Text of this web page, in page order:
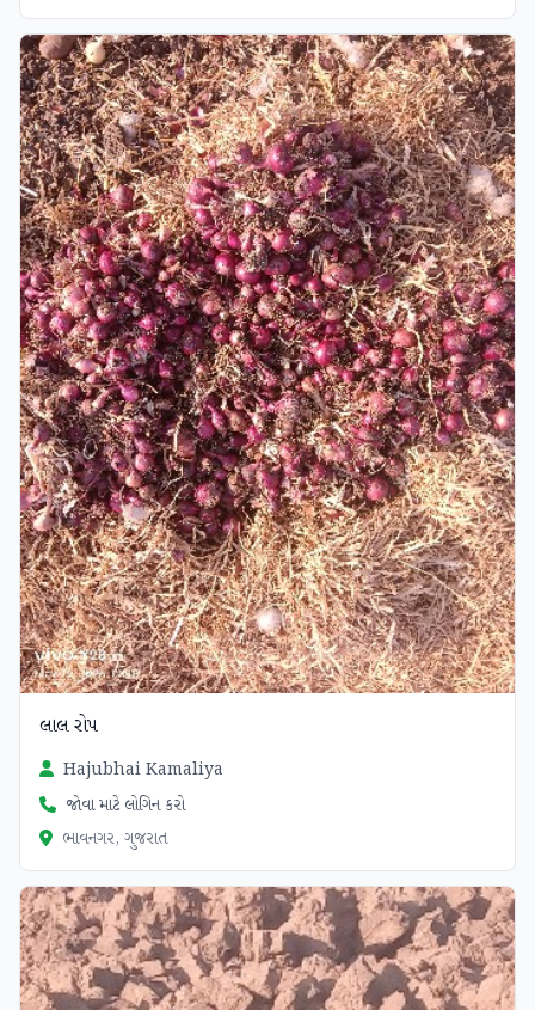
લાલ રોપ
Hajubhai Kamaliya
જોવા માટે લોગિન કરો
ભાવનગર, ગુજરાત